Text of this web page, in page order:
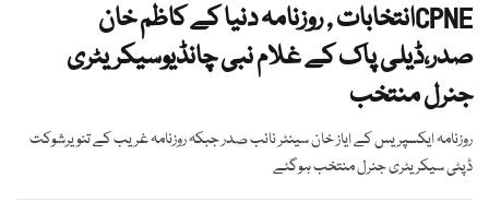
CPNEانتخابات , روزنامہ دنیا کے کاظم خان
صدر،ڈیلی پاک کے غلام نبی چانڈیوسیکریٹری
جنرل منتخب
روزنامہ ایکسپریس کے ایاز خان سینئر نائب صدر جبکہ روزنامہ غریب کے تنویرشوکت
ڈپٹی سیکریٹری جنرل منتخب ہوگئے